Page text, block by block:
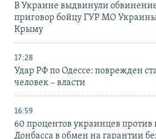
В Украине выдвинули
приговор бойцу ГУР МО
Крыму
17:28
Удар РФ по Одессе: поврежден
человек – власти
16:59
60 процентов украинцев против
Донбасса в обмен на гарантии